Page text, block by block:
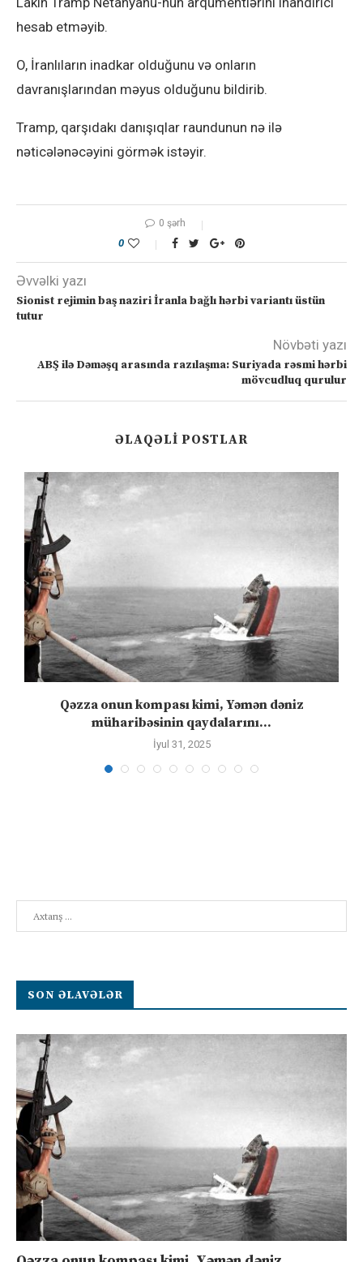
hesab etməyib.
O, İranlıların inadkar olduğunu və onların
davranışlarından məyus olduğunu bildirib.
Tramp, qarşıdakı danışıqlar raundunun nə ilə
nəticələnəcəyini görmək istəyir.
0 şərh
0
Əvvəlki yazı
Sionist rejimin baş naziri İranla bağlı hərbi variantı üstün
tutur
Növbəti yazı
ABŞ ilə Dəməşq arasında razılaşma: Suriyada rəsmi hərbi
mövcudluq qurulur
ƏLAQƏLI POSTLAR
Qəzza onun kompası kimi, Yəmən dəniz
müharibəsinin qaydalarını...
İyul 31, 2025
SON ƏLAVƏLƏR